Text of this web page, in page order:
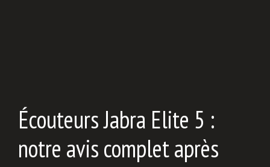
Écouteurs Jabra Elite 5 :
notre avis complet après